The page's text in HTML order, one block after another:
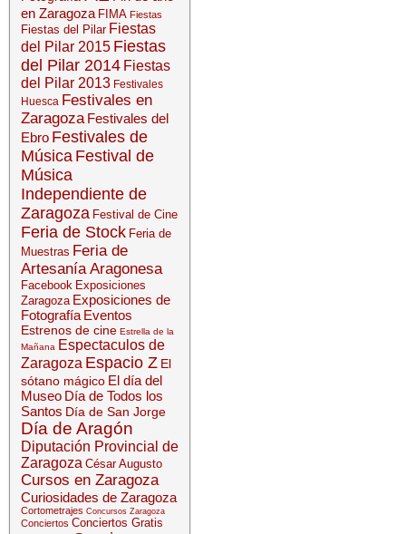
en Zaragoza FIMA Fiestas
Fiestas del Pilar Fiestas
del Pilar 2015 Fiestas
del Pilar 2014 Fiestas
del Pilar 2013 Festivales
Huesca Festivales en
Zaragoza Festivales del
Ebro Festivales de
Música Festival de
Música
Independiente de
Zaragoza Festival de Cine
Feria de Stock Feria de
Muestras Feria de
Artesanía Aragonesa
Facebook Exposiciones
Zaragoza Exposiciones de
Fotografía Eventos
Estrenos de cine Estrella de la
Mañana Espectaculos de
Zaragoza Espacio Z El
sótano mágico El día del
Museo Día de Todos los
Santos Día de San Jorge
Día de Aragón
Diputación Provincial de
Zaragoza César Augusto
Cursos en Zaragoza
Curiosidades de Zaragoza
Cortometrajes Concursos Zaragoza
Conciertos Conciertos Gratis